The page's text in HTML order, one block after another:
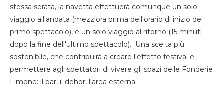
stessa serata, la navetta effettuerà comunque un solo
viaggio all'andata (mezz'ora prima dell'orario di inizio del
primo spettacolo), e un solo viaggio al ritorno (15 minuti
dopo la fine dell'ultimo spettacolo). Una scelta più
sostenibile, che contribuirà a creare l'effetto festival e
permettere agli spettatori di vivere gli spazi delle Fonderie
Limone: il bar, il dehor, l'area esterna.